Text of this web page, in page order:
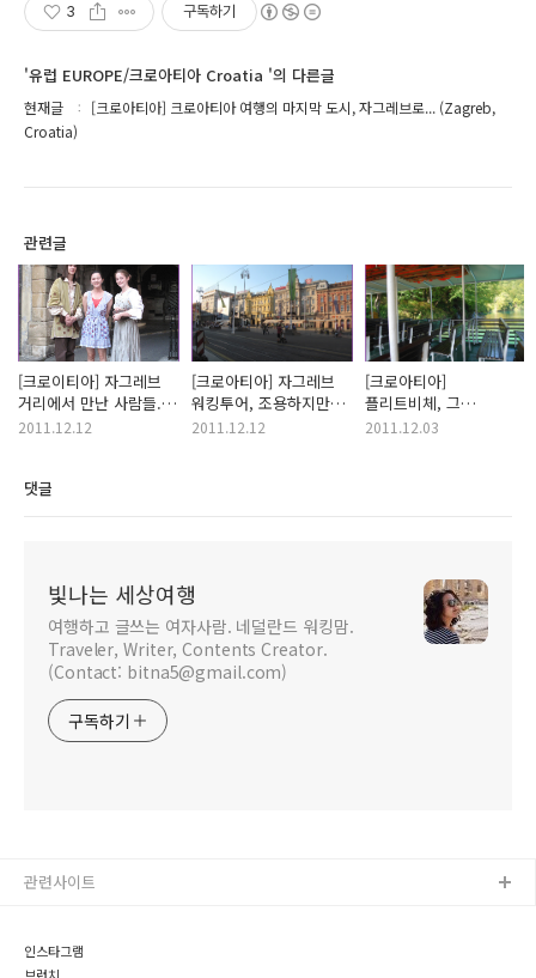
3 구독하기
'유럽 EUROPE/크로아티아 Croatia '의 다른글
현재글
[크로아티아] 크로아티아 여행의 마지막 도시, 자그레브로... (Zagreb,
Croatia)
관련글
[크로이티아] 자그레브
거리에서 만난 사람들...
(Zagreb, Croatia)
2011.12.12
[크로아티아] 자그레브
워킹투어, 조용하지만
지루하지 않은..
2011.12.12
[크로아티아]
플리트비체, 그
아름다움에 흠뻑 빠지다.
2011.12.03
댓글
빛나는 세상여행
여행하고 글쓰는 여자사람. 네덜란드 워킹맘.
Traveler, Writer, Contents Creator.
(Contact: bitna5@gmail.com)
구독하기
인스타그램
브런치
관련사이트